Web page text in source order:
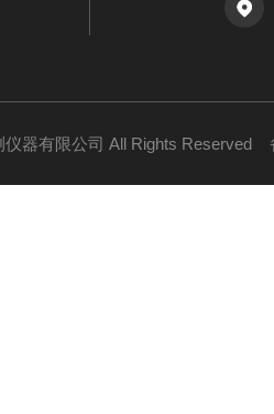
仪器有限公司 All Rights Reserved